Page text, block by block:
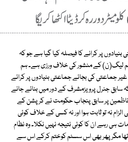
بنیادوں پر کرانے کا فیصلہ کیا گیا ہے جو کہ
لیگ(ن) کے منشور کی خلاف ورزی ہے۔ ہم
غیر جماعتی کی بجائے جماعتی بنیادوں پر کرائے
سابق جنرل پرویزمشرف کے دور میں بنائے جانے
پر سابق پنجاب حکومت نے کرپشن کے
نہ تو ثابت ہوا اور نہ کسی کے خلاف کوئی
ہی رہے ان کا کوئی نتیجہ نہیں نکلا۔ وہ نظام
مگر پھر بھی اس سسٹم کوختم کرکے اس سے